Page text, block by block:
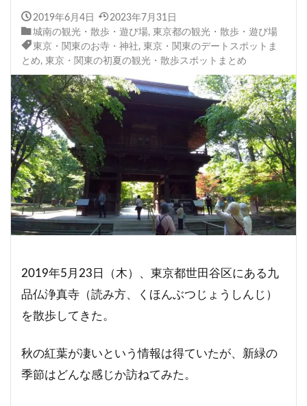
2019年6月4日
2023年7月31日
城南の観光・散歩・遊び場, 東京都の観光・散歩・遊び場
東京・関東のお寺・神社, 東京・関東のデートスポットま
とめ, 東京・関東の初夏の観光・散歩スポットまとめ
2019年5月23日（木）、東京都世田谷区にある九
品仏浄真寺（読み方、くほんぶつじょうしんじ）
を散歩してきた。
秋の紅葉が凄いという情報は得ていたが、新緑の
季節はどんな感じか訪ねてみた。